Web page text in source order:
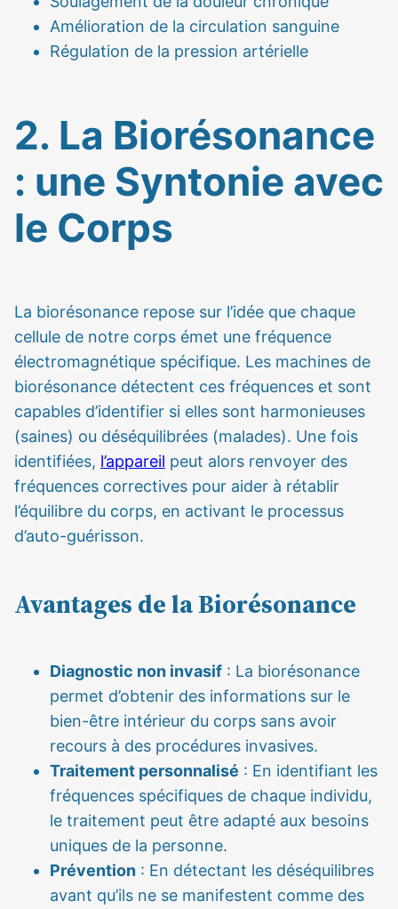
Amélioration de la circulation sanguine
Régulation de la pression artérielle
2. La Biorésonance
: une Syntonie avec
le Corps
La biorésonance repose sur l’idée que chaque
cellule de notre corps émet une fréquence
électromagnétique spécifique. Les machines de
biorésonance détectent ces fréquences et sont
capables d’identifier si elles sont harmonieuses
(saines) ou déséquilibrées (malades). Une fois
identifiées, l’appareil peut alors renvoyer des
fréquences correctives pour aider à rétablir
l’équilibre du corps, en activant le processus
d’auto-guérisson.
Avantages de la Biorésonance
Diagnostic non invasif : La biorésonance
permet d’obtenir des informations sur le
bien-être intérieur du corps sans avoir
recours à des procédures invasives.
Traitement personnalisé : En identifiant les
fréquences spécifiques de chaque individu,
le traitement peut être adapté aux besoins
uniques de la personne.
Prévention : En détectant les déséquilibres
avant qu’ils ne se manifestent comme des